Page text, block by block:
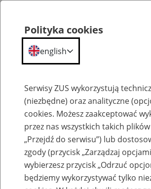
Szkolenia
Polityka cookies
english
Serwisy ZUS wykorzystują
(niezbędne) oraz analityczne
cookies. Możesz zaakceptować
przez nas wszystkich takich
„Przejdź do serwisu”) lub
zgody (przycisk „Zarządzaj
wybierzesz przycisk „Odrzuć
będziemy wykorzystywać tylko